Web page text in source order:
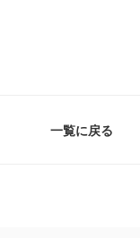
一覧に戻る